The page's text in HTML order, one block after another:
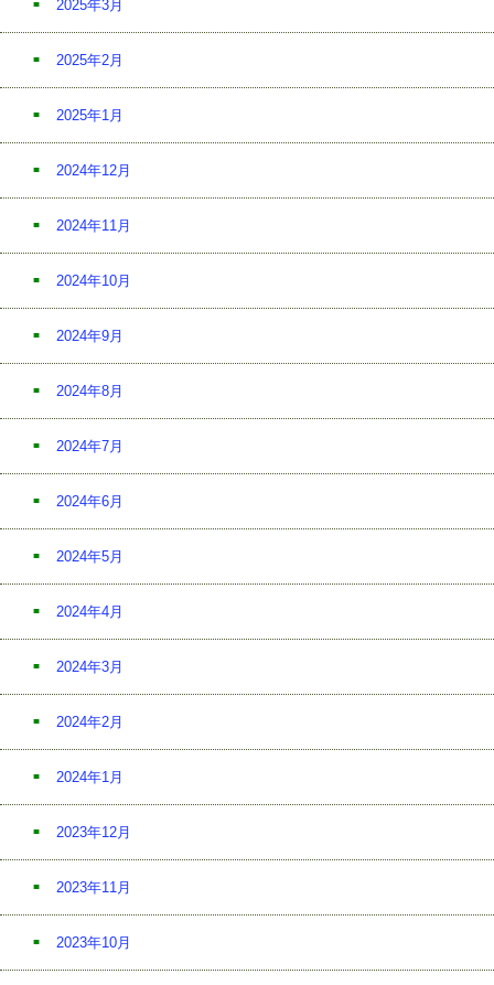
2025年3月
2025年2月
2025年1月
2024年12月
2024年11月
2024年10月
2024年9月
2024年8月
2024年7月
2024年6月
2024年5月
2024年4月
2024年3月
2024年2月
2024年1月
2023年12月
2023年11月
2023年10月